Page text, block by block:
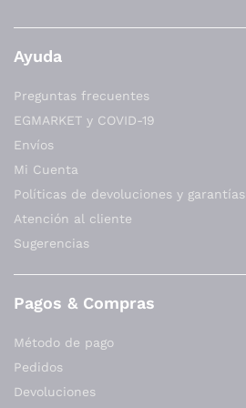
Ayuda
Preguntas frecuentes
EGMARKET y COVID-19
Envíos
Mi Cuenta
Políticas de devoluciones y garantías
Atención al cliente
Sugerencias
Pagos & Compras
Método de pago
Pedidos
Devoluciones